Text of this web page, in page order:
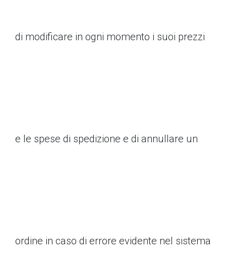
di modificare in ogni momento i suoi prezzi
e le spese di spedizione e di annullare un
ordine in caso di errore evidente nel sistema